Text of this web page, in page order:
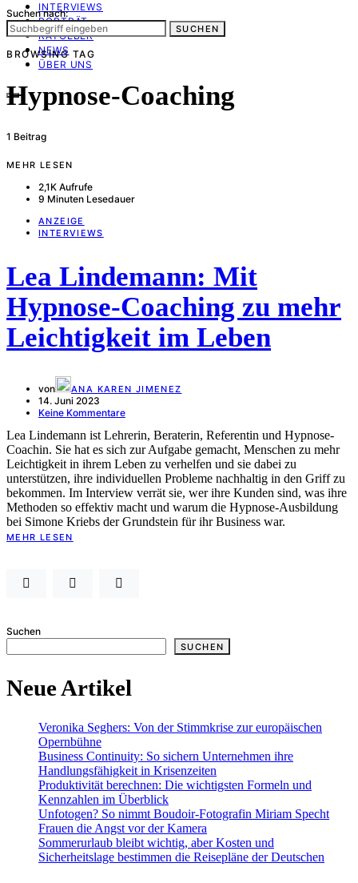
INTERVIEWS
PORTRÄT
RATGEBER
NEWS
ÜBER UNS
Suchen nach:
SUCHEN
BROWSING TAG
Hypnose-Coaching
1 Beitrag
MEHR LESEN
2,1K Aufrufe
9 Minuten Lesedauer
ANZEIGE
INTERVIEWS
Lea Lindemann: Mit
Hypnose-Coaching zu mehr
Leichtigkeit im Leben
von ANA KAREN JIMENEZ
14. Juni 2023
Keine Kommentare
Lea Lindemann ist Lehrerin, Beraterin, Referentin und Hypnose-
Coachin. Sie hat es sich zur Aufgabe gemacht, Menschen zu mehr
Leichtigkeit in ihrem Leben zu verhelfen und sie dabei zu
unterstützen, ihre individuellen Probleme nachhaltig in den Griff zu
bekommen. Im Interview verrät sie, wer ihre Kunden sind, was ihre
Methoden so effektiv macht und warum die Hypnose-Ausbildung
bei Simone Kriebs der Grundstein für ihr Business war.
MEHR LESEN
Suchen
SUCHEN
Neue Artikel
Veronika Seghers: Von der Stimmkrise zur europäischen
Opernbühne
Business Continuity: So sichern Unternehmen ihre
Handlungsfähigkeit in Krisenzeiten
Produktivität berechnen: Die wichtigsten Formeln und
Kennzahlen im Überblick
Unfotogen? So nimmt Boudoir-Fotografin Miriam Specht
Frauen die Angst vor der Kamera
Sommerurlaub bleibt wichtig, aber Kosten und
Sicherheitslage bestimmen die Reisepläne der Deutschen